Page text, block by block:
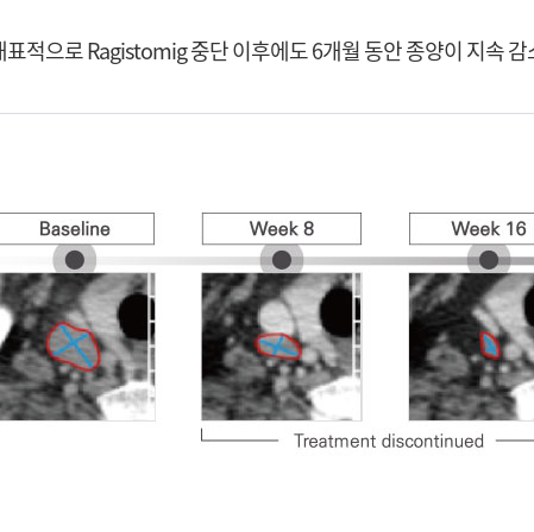
적으로 Ragistomig 중단 이후에도 6개월 동안 종양이 지속